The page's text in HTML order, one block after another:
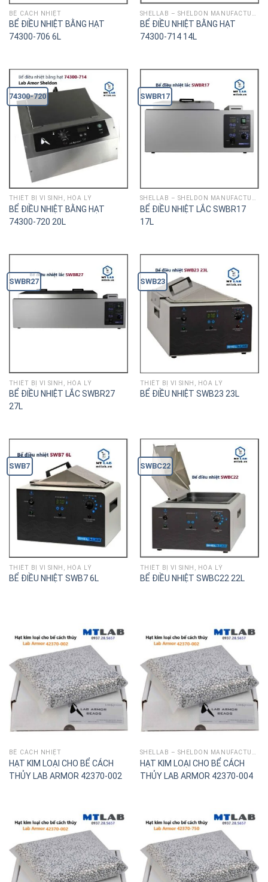
BỂ CÁCH NHIỆT
BỂ ĐIỀU NHIỆT BẰNG HẠT
74300-706 6L
BỂ ĐIỀU NHIỆT BẰNG HẠT
74300-714 14L
74300-720
THIÊT BỊ VI SINH, HÓA LÝ
BỂ ĐIỀU NHIỆT BẰNG HẠT
74300-720 20L
SWBR17
SHELLAB – SHELDON MANUFACTURING
BỂ ĐIỀU NHIỆT LẮC SWBR17
17L
SWBR27
THIÊT BỊ VI SINH, HÓA LÝ
BỂ ĐIỀU NHIỆT LẮC SWBR27
27L
SWB23
THIÊT BỊ VI SINH, HÓA LÝ
BỂ ĐIỀU NHIỆT SWB23 23L
SWB7
THIÊT BỊ VI SINH, HÓA LÝ
BỂ ĐIỀU NHIỆT SWB7 6L
SWBC22
THIÊT BỊ VI SINH, HÓA LÝ
BỂ ĐIỀU NHIỆT SWBC22 22L
BỂ CÁCH NHIỆT
HẠT KIM LOẠI CHO BỂ CÁCH
THỦY LAB ARMOR 42370-002
HẠT KIM LOẠI CHO BỂ CÁCH
THỦY LAB ARMOR 42370-004